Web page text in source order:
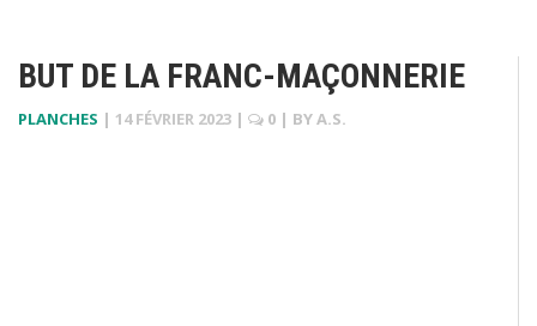
BUT DE LA FRANC-MAÇONNERIE
PLANCHES | 14 FÉVRIER 2023 | 0 | BYA.S.